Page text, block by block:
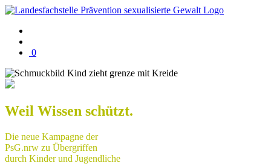
0Warenkorb
0
Weil Wissen schützt.
Die neue Kampagne der
PsG.nrw zu Übergriffen
durch Kinder und Jugendliche